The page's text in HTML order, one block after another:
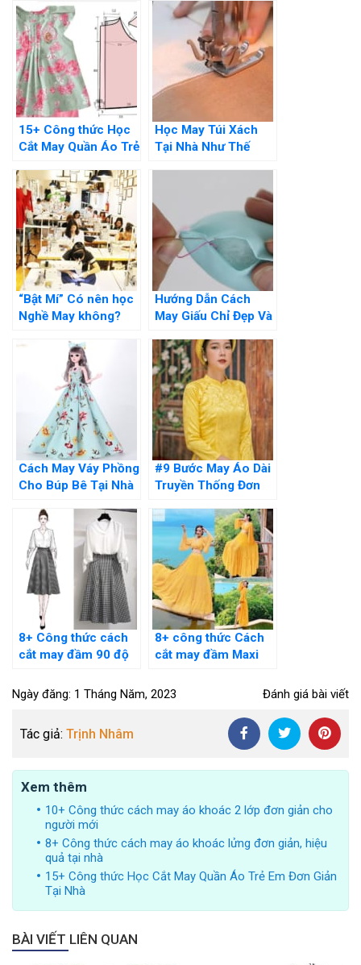
15+ Công thức Học
Cắt May Quần Áo Trẻ
Học May Túi Xách
Tại Nhà Như Thế
“Bật Mí” Có nên học
Nghề May không?
Học Nghề
Hướng Dẫn Cách
May Giấu Chỉ Đẹp Và
Cách May Váy Phồng
Cho Búp Bê Tại Nhà
#9 Bước May Áo Dài
Truyền Thống Đơn
Nhà
8+ Công thức cách
cắt may đầm 90 độ
dễ
8+ công thức Cách
cắt may đầm Maxi
biển tại nhà
Ngày đăng: 1 Tháng Năm, 2023 Đánh giá bài viết
Tác giả: Trịnh Nhâm
Xem thêm
10+ Công thức cách may áo khoác 2 lớp đơn giản cho
người mới
8+ Công thức cách may áo khoác lửng đơn giản, hiệu
quả tại nhà
15+ Công thức Học Cắt May Quần Áo Trẻ Em Đơn Giản
Tại Nhà
BÀI VIẾT LIÊN QUAN